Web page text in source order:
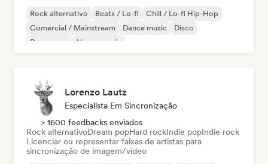
Rock alternativo Beats / Lo-fi
Chill / Lo-fi Hip-Hop
Comercial / Mainstream
Dance music
Disco
Dream pop
House music
Lorenzo Lautz
Especialista Em Sincronização
> 1600 feedbacks enviados
Rock alternativoDream popHard rockIndie popIndie rock
Licenciar ou representar faixas de artistas para
sincronização de imagem/vídeo